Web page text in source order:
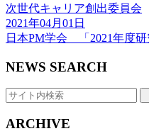
次世代キャリア創出委員会
2021年04月01日
日本PM学会 「2021年度
NEWS SEARCH
ARCHIVE